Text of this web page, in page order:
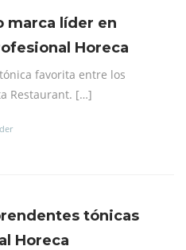
marca líder en
Horeca
favorita entre los
Restaurant. […]
tónicas
Horeca